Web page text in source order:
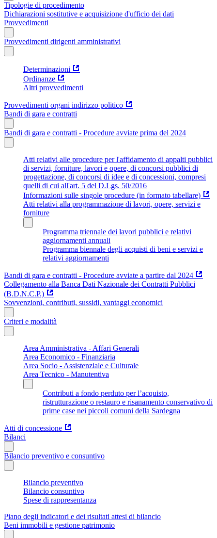
Tipologie di procedimento
Dichiarazioni sostitutive e acquisizione d'ufficio dei dati
Provvedimenti
Provvedimenti dirigenti amministrativi
Determinazioni
Ordinanze
Altri provvedimenti
Provvedimenti organi indirizzo politico
Bandi di gara e contratti
Bandi di gara e contratti - Procedure avviate prima del 2024
Atti relativi alle procedure per l'affidamento di appalti pubblici
di servizi, forniture, lavori e opere, di concorsi pubblici di
progettazione, di concorsi di idee e di concessioni, compresi
quelli di cui all'art. 5 del D.Lgs. 50/2016
Informazioni sulle singole procedure (in formato tabellare)
Atti relativi alla programmazione di lavori, opere, servizi e
forniture
Programma triennale dei lavori pubblici e relativi
aggiornamenti annuali
Programma biennale degli acquisti di beni e servizi e
relativi aggiornamenti
Bandi di gara e contratti - Procedure avviate a partire dal 2024
Collegamento alla Banca Dati Nazionale dei Contratti Pubblici
(B.D.N.C.P.)
Sovvenzioni, contributi, sussidi, vantaggi economici
Criteri e modalità
Area Amministrativa - Affari Generali
Area Economico - Finanziaria
Area Socio - Assistenziale e Culturale
Area Tecnico - Manutentiva
Contributi a fondo perduto per l’acquisto,
ristrutturazione o restauro e risanamento conservativo di
prime case nei piccoli comuni della Sardegna
Atti di concessione
Bilanci
Bilancio preventivo e consuntivo
Bilancio preventivo
Bilancio consuntivo
Spese di rappresentanza
Piano degli indicatori e dei risultati attesi di bilancio
Beni immobili e gestione patrimonio